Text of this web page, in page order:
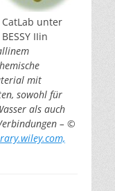
unter
IIin
mit
sowohl für
als auch
– ©